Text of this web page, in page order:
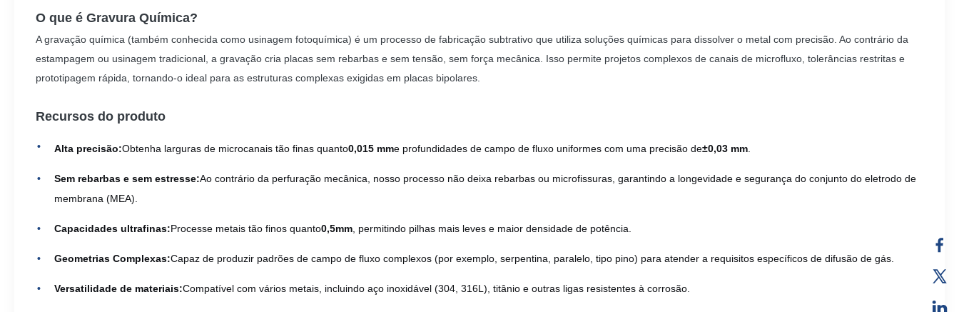
O que é Gravura Química?
A gravação química (também conhecida como usinagem fotoquímica) é um processo de fabricação subtrativo que utiliza soluções químicas para dissolver o metal com precisão. Ao contrário da
estampagem ou usinagem tradicional, a gravação cria placas sem rebarbas e sem tensão, sem força mecânica. Isso permite projetos complexos de canais de microfluxo, tolerâncias restritas e
prototipagem rápida, tornando-o ideal para as estruturas complexas exigidas em placas bipolares.
Recursos do produto
Alta precisão:Obtenha larguras de microcanais tão finas quanto0,015 mme profundidades de campo de fluxo uniformes com uma precisão de±0,03 mm
Sem rebarbas e sem estresse:Ao contrário da perfuração mecânica, nosso processo não deixa rebarbas ou microfissuras, garantindo a longevidade e segurança do conjunto do eletrodo de
membrana (MEA).
Capacidades ultrafinas:Processe metais tão finos quanto0,5mm , permitindo pilhas mais leves e maior densidade de potência.
Geometrias Complexas:Capaz de produzir padrões de campo de fluxo complexos (por exemplo, serpentina, paralelo, tipo pino) para atender a requisitos específicos de difusão de gás.
Versatilidade de materiais:Compatível com vários metais, incluindo aço inoxidável (304, 316L), titânio e outras ligas resistentes à corrosão.